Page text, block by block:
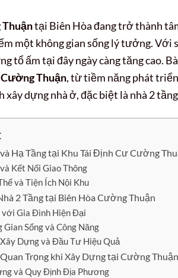
tại Biên Hòa đang trở thành
một không gian sống lý tưởng. Với
tổ ấm tại đây ngày càng tăng cao.
Thuận, từ tiềm năng phát
xây dựng nhà ở, đặc biệt là nhà 2
Hạ Tầng tại Khu Tái Định Cư Cường
Kết Nối Giao Thông
và Tiện Ích Nội Khu
2 Tầng tại Biên Hòa Cường Thuận
với Gia Đình Hiện Đại
Sống và Công Năng
Dựng và Đầu Tư Hiệu Quả
Trọng khi Xây Dựng tại Cường
và Quy Định Địa Phương